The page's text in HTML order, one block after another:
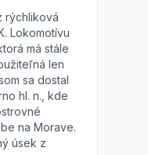
rýchliková
Lokomotívu
má stále
len
sa dostal
hl. n., kde
na Morave.
úsek z